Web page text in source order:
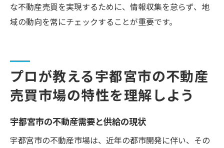
な不動産売買を実現するために、情報収集を怠らず、地
域の動向を常にチェックすることが重要です。
プロが教える宇都宮市の不動産
売買市場の特性を理解しよう
宇都宮市の不動産需要と供給の現状
宇都宮市の不動産市場は、近年の都市開発に伴い、その